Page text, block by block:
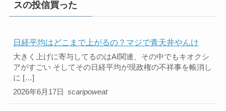
スの投信買った
日経平均はどこまで上がるの？マジで青天井やんけ
2026年6月17日
大きく上げに寄与してるのはAI関連、その中でもキオクシ
アがすごい そしてその日経平均が現政権の不祥事を帳消し
に […]
scaripoweat